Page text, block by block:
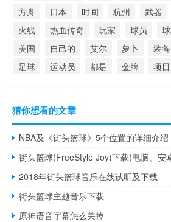
方舟
日本 时间 杭州 武器
火线
热血传奇 玩家 球员
美国
自己的 艾尔 萝卜 装备
足球
运动员 都是 金牌 项目
猜你想看的文章
NBA及《街头篮球》5个位置的详细介绍
街头篮球(FreeStyle Joy)下载(电脑、安
2018年街头篮球音乐在线试听及下载
街头篮球主题音乐下载
原神语音字幕怎么关掉